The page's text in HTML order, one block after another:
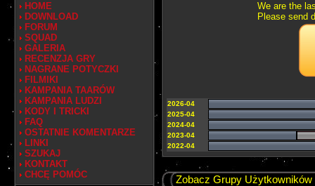
HOME
DOWNLOAD
FORUM
SQUAD
GALERIA
RECENZJA GRY
NAGRANE POTYCZKI
FILMIKI
KAMPANIA TAARÓW
KAMPANIA LUDZI
KODY I TRICKI
FAQ
OSTATNIE KOMENTARZE
LINKI
SZUKAJ
KONTAKT
CHCĘ POMÓC
We are the
Please send
2026-04
2025-04
2024-04
2023-04
2022-04
Zobacz Grupy Użytkowników